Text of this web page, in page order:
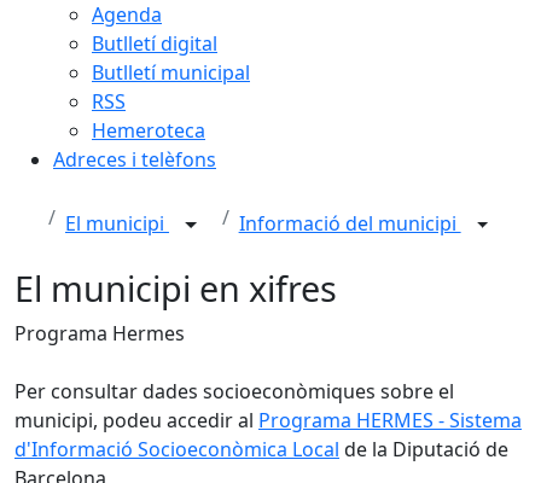
Agenda
Butlletí digital
Butlletí municipal
RSS
Hemeroteca
Adreces i telèfons
El municipi Informació del municipi
El municipi en xifres
Programa Hermes
Per consultar dades socioeconòmiques sobre el
municipi, podeu accedir al Programa HERMES - Sistema
d'Informació Socioeconòmica Local de la Diputació de